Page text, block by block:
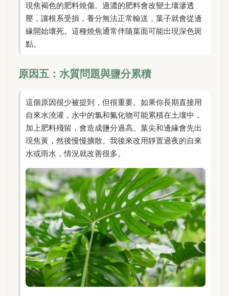
現焦褐色的肥料燒傷。過濃的肥料會改變土壤滲透
壓，讓根系受損，養分無法正常輸送，葉子就會從邊
緣開始壞死。這種燒焦通常伴隨葉面可能出現深色斑
點。
原因五：水質問題與鹽分累積
這個原因很少被提到，但很重要。如果你長期直接用
自來水澆灌，水中的氯和氟化物可能累積在土壤中，
加上肥料殘留，會造成鹽分過高。葉尖和邊緣會先出
現焦黃，然後慢慢擴散。我後來改用靜置過夜的自來
水或雨水，情況就改善很多。